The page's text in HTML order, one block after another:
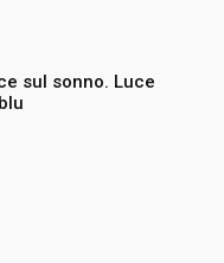
sul sonno. Luce